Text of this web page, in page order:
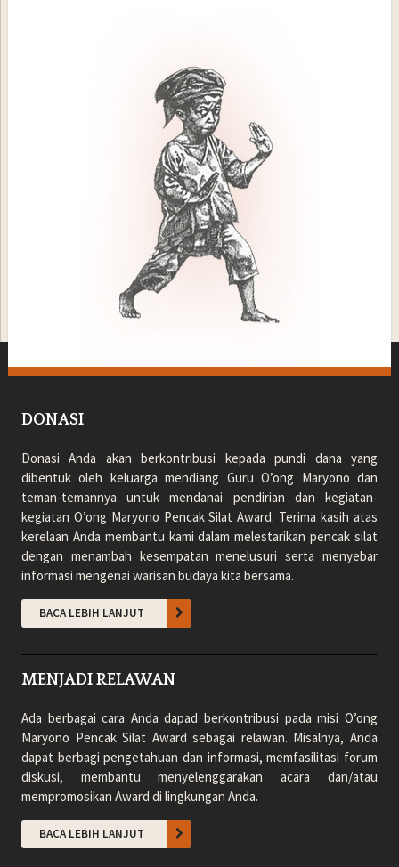
DONASI
Donasi Anda akan berkontribusi kepada pundi dana yang
dibentuk oleh keluarga mendiang Guru O’ong Maryono dan
teman-temannya untuk mendanai pendirian dan kegiatan-
kegiatan O’ong Maryono Pencak Silat Award. Terima kasih atas
kerelaan Anda membantu kami dalam melestarikan pencak silat
dengan menambah kesempatan menelusuri serta menyebar
informasi mengenai warisan budaya kita bersama.
BACA LEBIH LANJUT
MENJADI RELAWAN
Ada berbagai cara Anda dapad berkontribusi pada misi O’ong
Maryono Pencak Silat Award sebagai relawan. Misalnya, Anda
dapat berbagi pengetahuan dan informasi, memfasilitasi forum
diskusi, membantu menyelenggarakan acara dan/atau
mempromosikan Award di lingkungan Anda.
BACA LEBIH LANJUT